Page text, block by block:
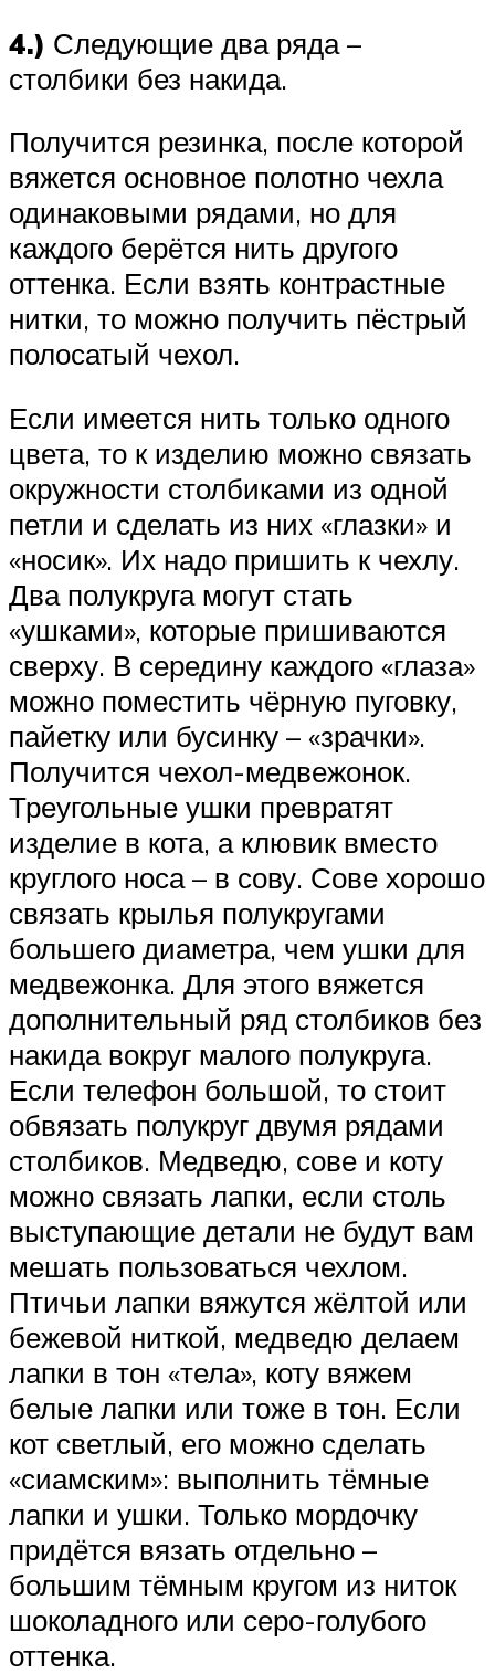
4.) Следующие два ряда –
столбики без накида.
Получится резинка, после которой
вяжется основное полотно чехла
одинаковыми рядами, но для
каждого берётся нить другого
оттенка. Если взять контрастные
нитки, то можно получить пёстрый
полосатый чехол.
Если имеется нить только одного
цвета, то к изделию можно связать
окружности столбиками из одной
петли и сделать из них «глазки» и
«носик». Их надо пришить к чехлу.
Два полукруга могут стать
«ушками», которые пришиваются
сверху. В середину каждого «глаза»
можно поместить чёрную пуговку,
пайетку или бусинку – «зрачки».
Получится чехол-медвежонок.
Треугольные ушки превратят
изделие в кота, а клювик вместо
круглого носа – в сову. Сове хорошо
связать крылья полукругами
большего диаметра, чем ушки для
медвежонка. Для этого вяжется
дополнительный ряд столбиков без
накида вокруг малого полукруга.
Если телефон большой, то стоит
обвязать полукруг двумя рядами
столбиков. Медведю, сове и коту
можно связать лапки, если столь
выступающие детали не будут вам
мешать пользоваться чехлом.
Птичьи лапки вяжутся жёлтой или
бежевой ниткой, медведю делаем
лапки в тон «тела», коту вяжем
белые лапки или тоже в тон. Если
кот светлый, его можно сделать
«сиамским»: выполнить тёмные
лапки и ушки. Только мордочку
придётся вязать отдельно –
большим тёмным кругом из ниток
шоколадного или серо-голубого
оттенка.